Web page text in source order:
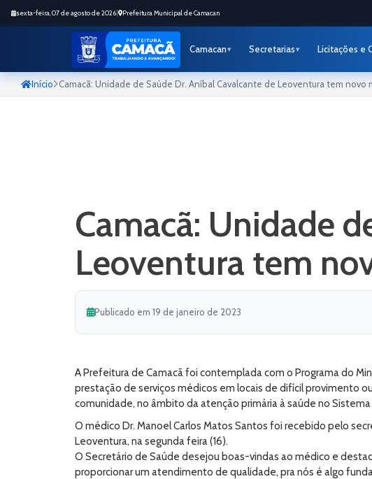
sexta-feira, 07 de agosto de 2026 Prefeitura Municipal de Camacan
Camacan Secretarias Licitações e
Início Camacã: Unidade de Saúde Dr. Aníbal Cavalcante de Leoventura tem novo
Camacã: Unidade
Leoventura tem
Publicado em 19 de janeiro de 2023
A Prefeitura de Camacã foi contemplada com o Programa do
prestação de serviços médicos em locais de difícil provimento
comunidade, no âmbito da atenção primária à saúde no Sistema
O médico Dr. Manoel Carlos Matos Santos foi recebido pelo
Leoventura, na segunda feira (16).
O Secretário de Saúde desejou boas-vindas ao médico e
proporcionar um atendimento de qualidade, pra nós é algo